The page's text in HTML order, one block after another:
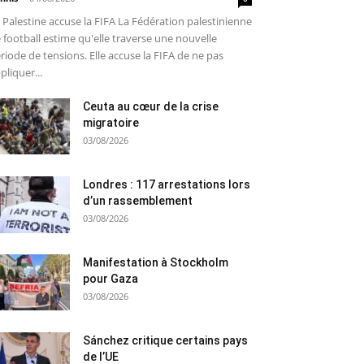
Palestine accuse la FIFA La Fédération palestinienne
football estime qu'elle traverse une nouvelle
de tensions. Elle accuse la FIFA de ne pas
Ceuta au cœur de la crise
migratoire
03/08/2026
Londres : 117 arrestations lors
d’un rassemblement
03/08/2026
Manifestation à Stockholm
pour Gaza
03/08/2026
Sánchez critique certains pays
de l’UE